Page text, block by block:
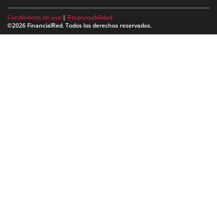
Condiciones de uso | Responsabilidad
©2026 FinancialRed. Todos los derechos reservados.